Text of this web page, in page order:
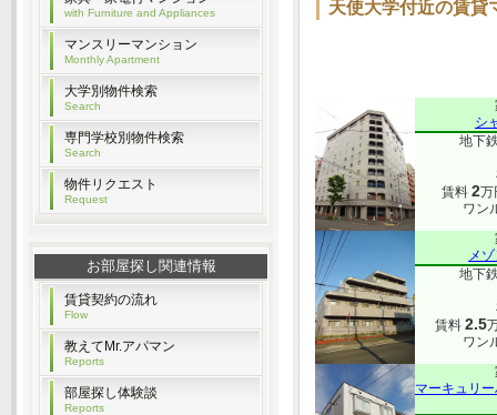
天使大学付近の賃貸
シ
地下
賃料 2
ワン
メ
地下
賃料 2.5
ワン
マーキュリ
with Furniture and Appliances
マンスリーマンション
Monthly Apartment
大学別物件検索
Search
専門学校別物件検索
Search
物件リクエスト
Request
お部屋探し関連情報
賃貸契約の流れ
Flow
教えてMr.アパマン
Reports
部屋探し体験談
Reports